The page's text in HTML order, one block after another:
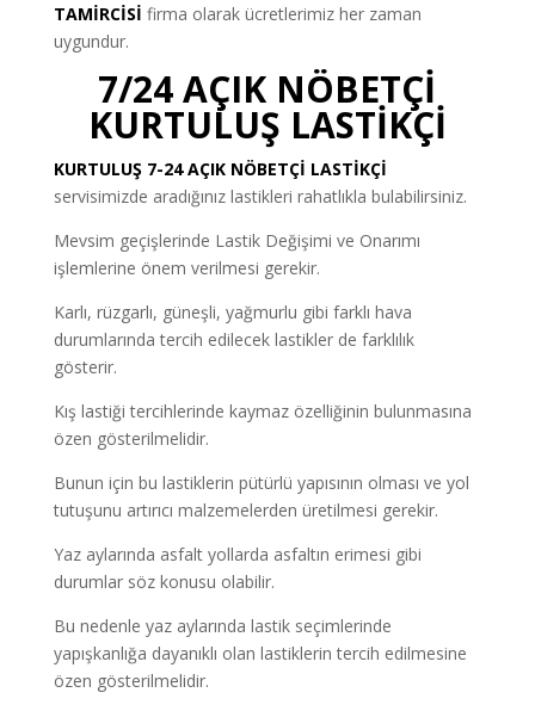
TAMİRCİSİ firma olarak ücretlerimiz her zaman
uygundur.
7/24 AÇIK NÖBETÇİ
KURTULUŞ LASTİKÇİ
KURTULUŞ 7-24 AÇIK NÖBETÇİ LASTİKÇİ
servisimizde aradığınız lastikleri rahatlıkla bulabilirsiniz.
Mevsim geçişlerinde Lastik Değişimi ve Onarımı
işlemlerine önem verilmesi gerekir.
Karlı, rüzgarlı, güneşli, yağmurlu gibi farklı hava
durumlarında tercih edilecek lastikler de farklılık
gösterir.
Kış lastiği tercihlerinde kaymaz özelliğinin bulunmasına
özen gösterilmelidir.
Bunun için bu lastiklerin pütürlü yapısının olması ve yol
tutuşunu artırıcı malzemelerden üretilmesi gerekir.
Yaz aylarında asfalt yollarda asfaltın erimesi gibi
durumlar söz konusu olabilir.
Bu nedenle yaz aylarında lastik seçimlerinde
yapışkanlığa dayanıklı olan lastiklerin tercih edilmesine
özen gösterilmelidir.